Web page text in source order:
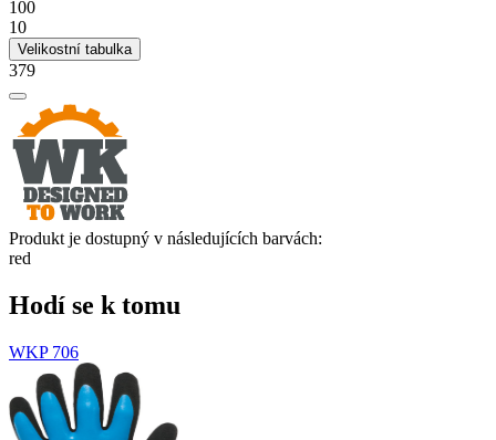
100
10
Velikostní tabulka
379
Produkt je dostupný v následujících barvách:
red
Hodí se k tomu
WKP 706